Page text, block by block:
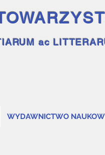
ac
WYDAWNICTWO